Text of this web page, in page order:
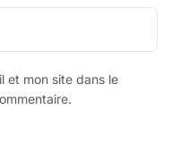
et mon site dans le